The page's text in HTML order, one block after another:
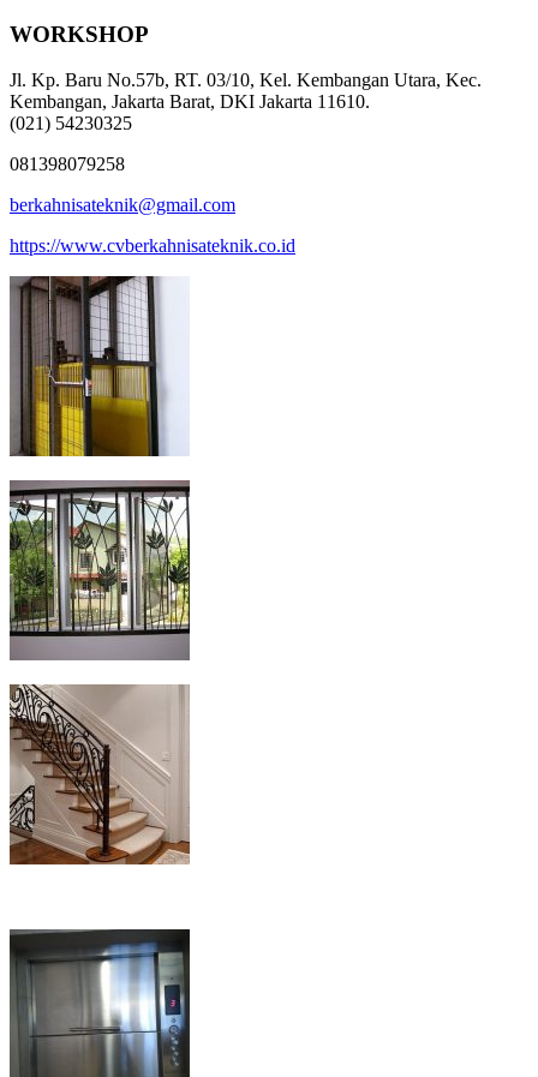
WORKSHOP
Jl. Kp. Baru No.57b, RT. 03/10, Kel. Kembangan Utara, Kec.
Kembangan, Jakarta Barat, DKI Jakarta 11610.
(021) 54230325
081398079258
berkahnisateknik@gmail.com
https://www.cvberkahnisateknik.co.id